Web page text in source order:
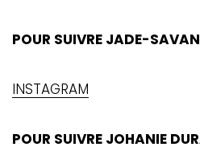
POUR SUIVRE JADE-
INSTAGRAM
POUR SUIVRE JOHANIE